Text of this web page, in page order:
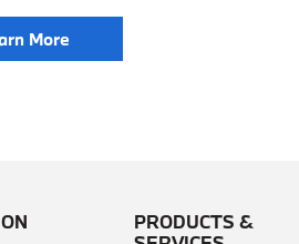
More
PRODUCTS &